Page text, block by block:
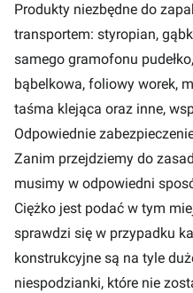
Produkty niezbędne do
transportem: styropian,
samego gramofonu
bąbelkowa, foliowy worek,
taśma klejąca oraz inne,
Odpowiednie
Zanim przejdziemy do
musimy w odpowiedni
Ciężko jest podać w tym
sprawdzi się w przypadku
konstrukcyjne są na tyle
niespodzianki, które nie